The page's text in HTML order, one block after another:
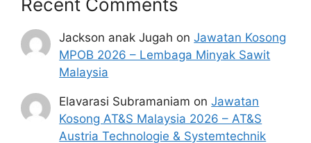
2025
Pemohon yang sedang mengikuti
(PISMP) di IPG atau Ijazah Sarjana Muda
Pendidikan di mana-mana institusi
Recent Comments
Jackson anak Jugah onJawatan Kosong
MPOB 2026 – Lembaga Minyak Sawit
Malaysia
Elavarasi Subramaniam onJawatan
Kosong AT&S Malaysia 2026 – AT&S
Austria Technologie & Systemtechnik